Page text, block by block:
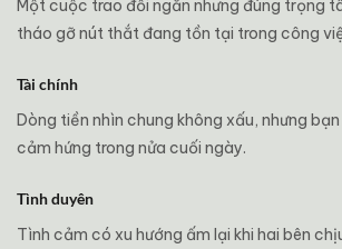
Một cuộc trao đổi ngắn nhưng đúng trọng
tháo gỡ nút thắt đang tồn tại trong công
Tài chính
Dòng tiền nhìn chung không xấu, nhưng
cảm hứng trong nửa cuối ngày.
Tình duyên
Tình cảm có xu hướng ấm lại khi hai bên